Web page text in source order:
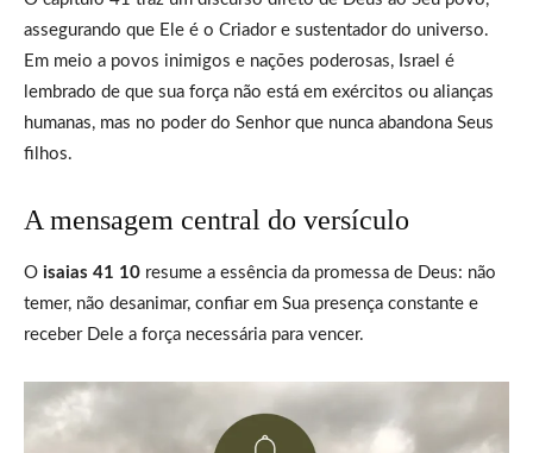
assegurando que Ele é o Criador e sustentador do universo.
Em meio a povos inimigos e nações poderosas, Israel é
lembrado de que sua força não está em exércitos ou alianças
humanas, mas no poder do Senhor que nunca abandona Seus
filhos.
A mensagem central do versículo
O isaias 41 10 resume a essência da promessa de Deus: não
temer, não desanimar, confiar em Sua presença constante e
receber Dele a força necessária para vencer.